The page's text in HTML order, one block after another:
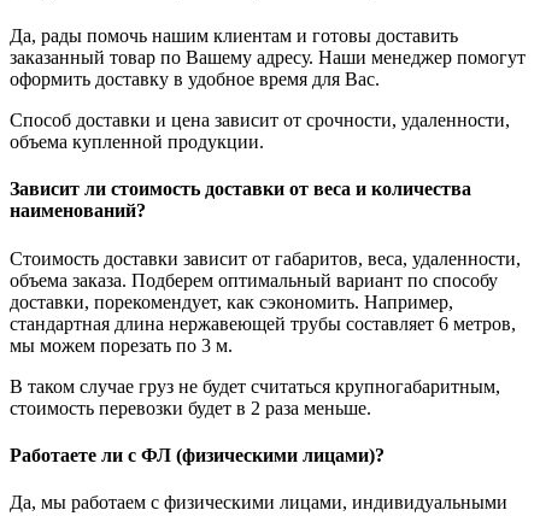
Да, рады помочь нашим клиентам и готовы доставить
заказанный товар по Вашему адресу. Наши менеджер помогут
оформить доставку в удобное время для Вас.
Способ доставки и цена зависит от срочности, удаленности,
объема купленной продукции.
Зависит ли стоимость доставки от веса и количества
наименований?
Стоимость доставки зависит от габаритов, веса, удаленности,
объема заказа. Подберем оптимальный вариант по способу
доставки, порекомендует, как сэкономить. Например,
стандартная длина нержавеющей трубы составляет 6 метров,
мы можем порезать по 3 м.
В таком случае груз не будет считаться крупногабаритным,
стоимость перевозки будет в 2 раза меньше.
Работаете ли с ФЛ (физическими лицами)?
Да, мы работаем с физическими лицами, индивидуальными